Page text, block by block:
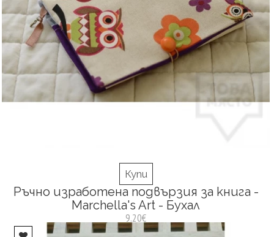
Купи
Ръчно изработена подвързия за книга -
Marchella's Art - Бухал
9.20€